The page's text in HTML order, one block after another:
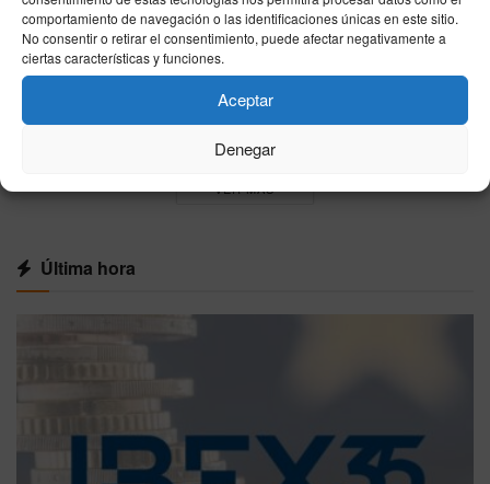
comportamiento de navegación o las identificaciones únicas en este sitio.
No consentir o retirar el consentimiento, puede afectar negativamente a
ciertas características y funciones.
Aceptar
Denegar
Madrid asegura que no ha recibido
información sobre los menores migrantes
VER MÁS
Última hora